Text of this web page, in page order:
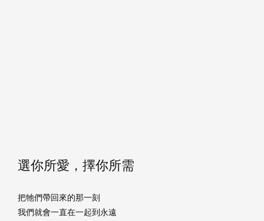
選你所愛，擇你所需
把牠們帶回來的那一刻
我們就會一直在一起到永遠